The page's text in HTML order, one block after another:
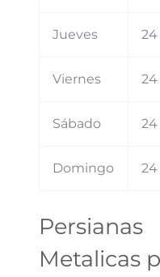
Jueves 24
Viernes 24
Sábado 24
Domingo 24
Persianas
Metalicas